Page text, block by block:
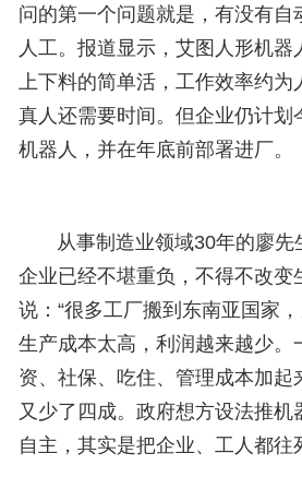
问的第一个问题就是，有没有自
人工。报道显示，艾图人形机
上下料的简单活，工作效率约
真人还需要时间。但企业仍计划
机器人，并在年底前部署进厂。
从事制造业领域30年的廖先
企业已经不堪重负，不得不改变
说：“很多工厂搬到东南亚国家
生产成本太高，利润越来越少。
资、社保、吃住、管理成本加起
又少了四成。政府想方设法推机
自主，其实是把企业、工人都往